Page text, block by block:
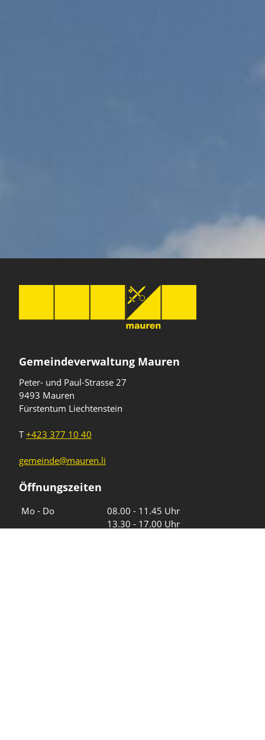
Gemeindeverwaltung Mauren
Peter- und Paul-Strasse 27
9493 Mauren
Fürstentum Liechtenstein
T+423 377 10 40
gemeinde@mauren.li
Öffnungszeiten
Mo - Do
08.00 - 11.45 Uhr
13.30 - 17.00 Uhr